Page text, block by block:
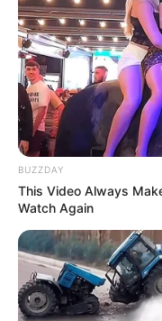
BUZZDAY
This Video Always
Watch Again